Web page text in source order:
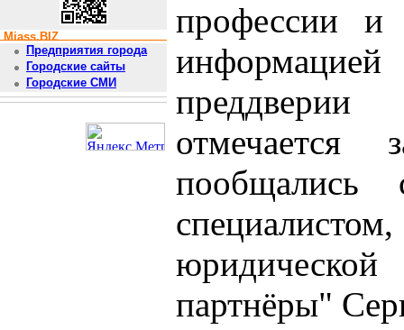
Miass.BIZ
Предприятия города
Городские сайты
Городские СМИ
профессии и
партнёры"